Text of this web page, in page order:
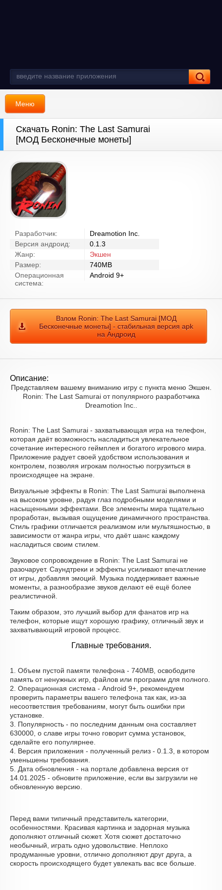
Меню
Скачать Ronin: The Last Samurai
[МОД Бесконечные монеты]
Разработчик:
Dreamotion Inc.
Версия андроид:
0.1.3
Жанр:
Экшен
Размер:
740MB
Операционная
система:
Android 9+
Взлом Ronin: The Last Samurai [МОД
Бесконечные монеты] - стабильная версия apk
на Андроид
Описание:
Представляем вашему вниманию игру с пункта меню Экшен.
Ronin: The Last Samurai от популярного разработчика
Dreamotion Inc..
Ronin: The Last Samurai - захватывающая игра на телефон,
которая даёт возможность насладиться увлекательное
сочетание интересного геймплея и богатого игрового мира.
Приложение радует своей удобством использования и
контролем, позволяя игрокам полностью погрузиться в
происходящее на экране.
Визуальные эффекты в Ronin: The Last Samurai выполнена
на высоком уровне, радуя глаз подробными моделями и
насыщенными эффектами. Все элементы мира тщательно
проработан, вызывая ощущение динамичного пространства.
Стиль графики отличается реализмом или мультяшностью, в
зависимости от жанра игры, что даёт шанс каждому
насладиться своим стилем.
Звуковое сопровождение в Ronin: The Last Samurai не
разочарует. Саундтреки и эффекты усиливают впечатление
от игры, добавляя эмоций. Музыка поддерживает важные
моменты, а разнообразие звуков делают её ещё более
реалистичной.
Таким образом, это лучший выбор для фанатов игр на
телефон, которые ищут хорошую графику, отличный звук и
захватывающий игровой процесс.
Главные требования.
1. Объем пустой памяти телефона - 740MB, освободите
память от ненужных игр, файлов или программ для полного.
2. Операционная система - Android 9+, рекомендуем
проверить параметры вашего телефона так как, из-за
несоответствия требованиям, могут быть ошибки при
установке.
3. Популярность - по последним данным она составляет
630000, о cлаве игры точно говорит сумма установок,
сделайте его популярнее.
4. Версия приложения - полученный релиз - 0.1.3, в котором
уменьшены требования.
5. Дата обновления - на портале добавлена версия от
14.01.2025 - обновите приложение, если вы загрузили не
обновленную версию.
Перед вами типичный представитель категории,
особенностями. Красивая картинка и задорная музыка
дополняют отличный сюжет. Хотя сюжет достаточно
необычный, играть одно удовольствие. Неплохо
продуманные уровни, отлично дополняют друг друга, а
скорость происходящего будет увлекать вас все больше.